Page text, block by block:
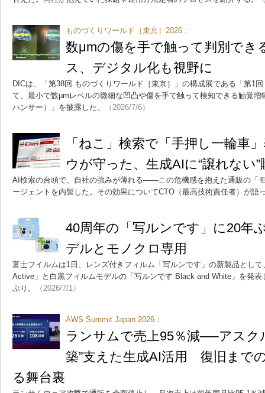
ものづくりワールド［東京］2026：
数μmの傷を手で触って判別でき
ス、デジタル化も視野に
DICは、「第38回 ものづくりワールド［東京］」の構成展である「第1
て、最小で数μmレベルの微細な凹凸や傷を手で触って検知できる触覚
ハンサー）」を披露した。
（2026/7/6）
「ねこ」検索で「手押し一輪
ウが守った、生成AIに“譲れない”
AI検索の台頭で、自社の強みが薄れる――この危機感を抱えた通販の「
ージェントを内製した。その効果についてCTO（最高技術責任者）が語
40周年の「写ルンです」に20年
デルとモノクロ専用
富士フイルムは1日、レンズ付きフィルム「写ルンです」の新製品とし
Active」と白黒フィルムモデルの「写ルンです Black and White」を発
ぶり。
（2026/7/1）
AWS Summit Japan 2026：
ランサムで売上95％減──アスク
築”支えた生成AI活用 復旧まで
る舞台裏